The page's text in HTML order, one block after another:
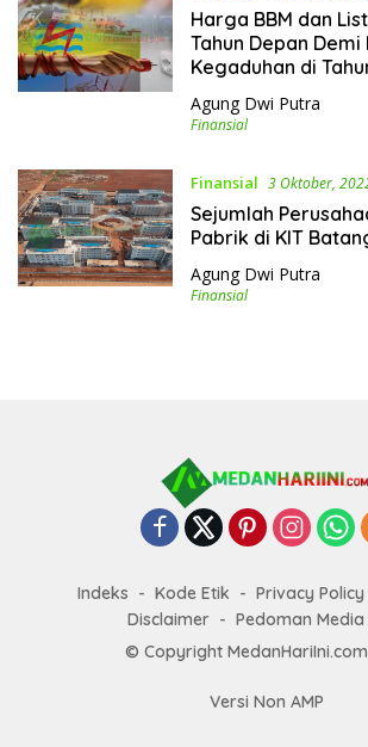
Harga BBM dan
Tahun Depan Demi
Kegaduhan di
Agung Dwi Putra
Finansial
Finansial 3 Oktober,
Sejumlah
Pabrik di KIT
Agung Dwi Putra
Finansial
Indeks Kode Etik Privacy Policy
Disclaimer
Pedoman
© Copyright MedanHariIni.com
Versi Non AMP